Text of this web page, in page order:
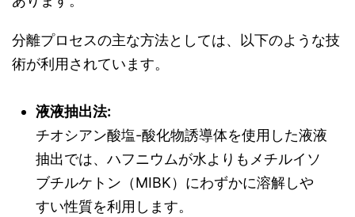
分離プロセスの主な方法としては、以下のような技
術が利用されています。
液液抽出法:
チオシアン酸塩-酸化物誘導体を使用した液液
抽出では、ハフニウムが水よりもメチルイソ
ブチルケトン（MIBK）にわずかに溶解しや
すい性質を利用します。